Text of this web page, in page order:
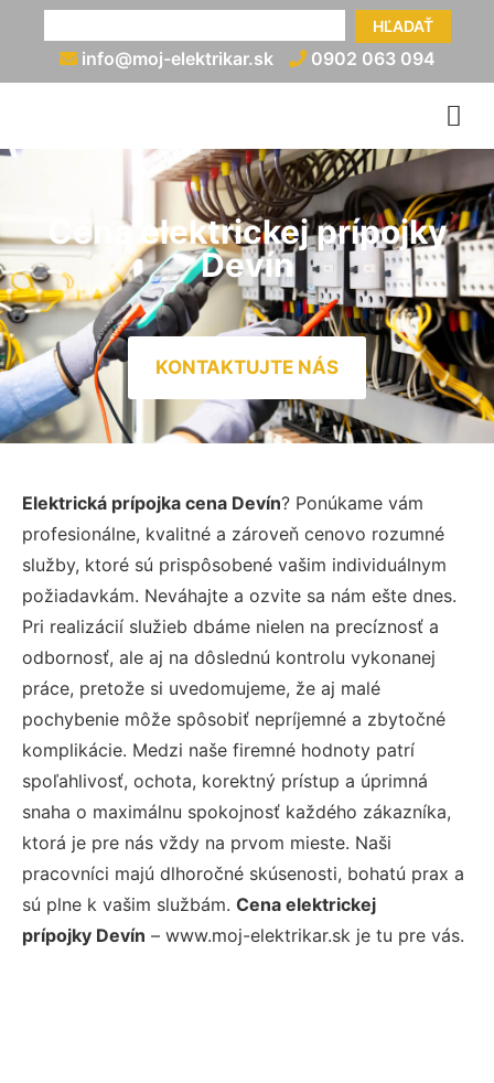
HĽADAŤ
info@moj-elektrikar.sk 0902 063 094
Cena elektrickej prípojky
Devín
KONTAKTUJTE NÁS
Elektrická prípojka cena Devín? Ponúkame vám
profesionálne, kvalitné a zároveň cenovo rozumné
služby, ktoré sú prispôsobené vašim individuálnym
požiadavkám. Neváhajte a ozvite sa nám ešte dnes.
Pri realizácií služieb dbáme nielen na precíznosť a
odbornosť, ale aj na dôslednú kontrolu vykonanej
práce, pretože si uvedomujeme, že aj malé
pochybenie môže spôsobiť nepríjemné a zbytočné
komplikácie. Medzi naše firemné hodnoty patrí
spoľahlivosť, ochota, korektný prístup a úprimná
snaha o maximálnu spokojnosť každého zákazníka,
ktorá je pre nás vždy na prvom mieste. Naši
pracovníci majú dlhoročné skúsenosti, bohatú prax a
sú plne k vašim službám. Cena elektrickej
prípojky Devín – www.moj-elektrikar.sk je tu pre vás.